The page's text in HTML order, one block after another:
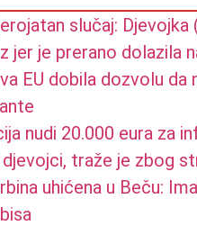
slučaj: Djevojka
jer je prerano dolazila
EU dobila dozvolu da
nudi 20.000 eura za
traže je zbog
uhićena u Beču: